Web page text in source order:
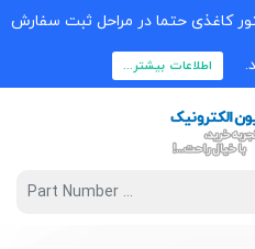
کاغذی حتما در مراحل ثبت سفارش
اطلاعات بیشتر...